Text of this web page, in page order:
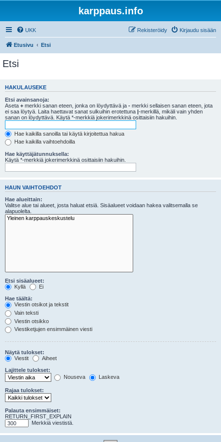
karppaus.info
UKK Kirjaudu sisään
Rekisteröidy
Etusivu Etsi
Etsi
HAKULAUSEKE
Etsi avainsanoja:
Aseta + merkki sanan eteen, jonka on löydyttävä ja - merkki sellaisen sanan eteen, jota
ei saa löytyä. Laita haettavat sanat sulkuihin erotettuna |-merkillä, mikäli vain yhden
sanan on löydyttävä. Käytä *-merkkiä jokerimerkkinä osittaisiin hakuihin.
Hae kaikilla sanoilla tai käytä kirjoitettua hakua
Hae kaikilla vaihtoehdoilla
Hae käyttäjätunnuksella:
Käytä *-merkkiä jokerimerkkinä osittaisiin hakuihin.
HAUN VAIHTOEHDOT
Hae alueittain:
Valitse alue tai alueet, josta haluat etsiä. Sisäalueet voidaan hakea valitsemalla se
alapuolelta.
Etsi sisäalueet:
Kyllä
Ei
Hae täältä:
Viestin otsikot ja tekstit
Vain teksti
Viestin otsikko
Viestiketjujen ensimmäinen viesti
Näytä tulokset:
Viestit
Aiheet
Lajittele tulokset:
Nouseva
Laskeva
Rajaa tulokset:
Palauta ensimmäiset:
RETURN_FIRST_EXPLAIN
Merkkiä viestistä.